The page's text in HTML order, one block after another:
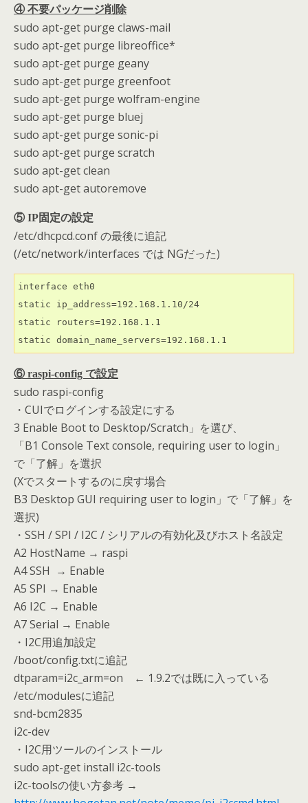
④ 不要パッケージ削除
sudo apt-get purge claws-mail
sudo apt-get purge libreoffice*
sudo apt-get purge geany
sudo apt-get purge greenfoot
sudo apt-get purge wolfram-engine
sudo apt-get purge bluej
sudo apt-get purge sonic-pi
sudo apt-get purge scratch
sudo apt-get clean
sudo apt-get autoremove
⑤ IP固定の設定
/etc/dhcpcd.conf の最後に追記
(/etc/network/interfaces では NGだった)
interface eth0
static ip_address=192.168.1.10/24
static routers=192.168.1.1
static domain_name_servers=192.168.1.1
⑥ raspi-config で設定
sudo raspi-config
・CUIでログインする設定にする
3 Enable Boot to Desktop/Scratch」を選び、
「B1 Console Text console, requiring user to login」
で「了解」を選択
(Xでスタートするのに戻す場合
B3 Desktop GUI requiring user to login」で「了解」を
選択)
・SSH / SPI / I2C / シリアルの有効化及びホスト名設定
A2 HostName → raspi
A4 SSH → Enable
A5 SPI → Enable
A6 I2C → Enable
A7 Serial → Enable
・I2C用追加設定
/boot/config.txtに追記
dtparam=i2c_arm=on ← 1.9.2では既に入っている
/etc/modulesに追記
snd-bcm2835
i2c-dev
・I2C用ツールのインストール
sudo apt-get install i2c-tools
i2c-toolsの使い方参考 →